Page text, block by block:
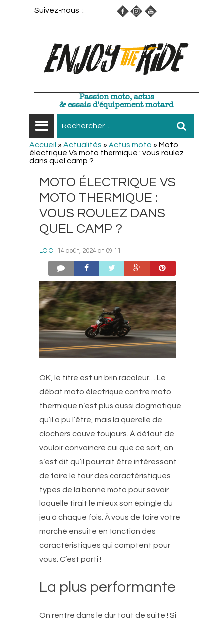
Suivez-nous :
Passion moto, actus
& essais d'équipement motard
Accueil » Actualités » Actus moto » Moto
électrique Vs moto thermique : vous roulez
dans quel camp ?
MOTO ÉLECTRIQUE VS
MOTO THERMIQUE :
VOUS ROULEZ DANS
QUEL CAMP ?
LOÏC | 14 août, 2024 at 09:11
OK, le titre est un brin racoleur… Le
débat moto électrique contre moto
thermique n’est plus aussi dogmatique
qu’il a pu l’être, mais la querelle de
clochers couve toujours. À défaut de
vouloir convaincre qui que ce soit, on
s’est dit qu’il pourrait être intéressant
de faire le tour des caractéristiques
types de la bonne moto pour savoir
laquelle tirait le mieux son épingle du
jeu à chaque fois. À vous de faire votre
marché ensuite en fonction des
caractéristiques qui comptent pour
vous. C’est parti !
La plus performante
On rentre dans le dur tout de suite ! Si